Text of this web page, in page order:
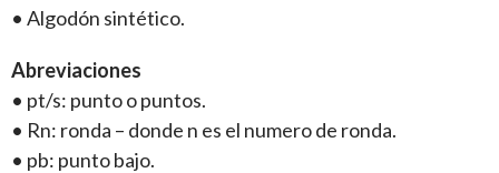
• Algodón sintético.
Abreviaciones
• pt/s: punto o puntos.
• Rn: ronda – donde n es el numero de ronda.
• pb: punto bajo.